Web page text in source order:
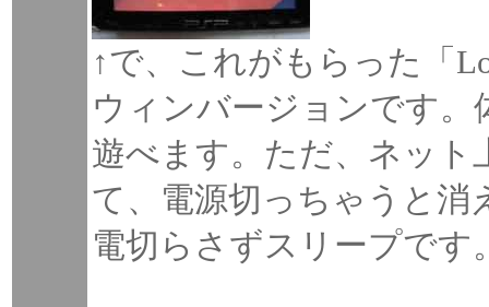
↑で、これがもらった「
ウィンバージョンです
遊べます。ただ、ネット
て、電源切っちゃうと
電切らさずスリープです